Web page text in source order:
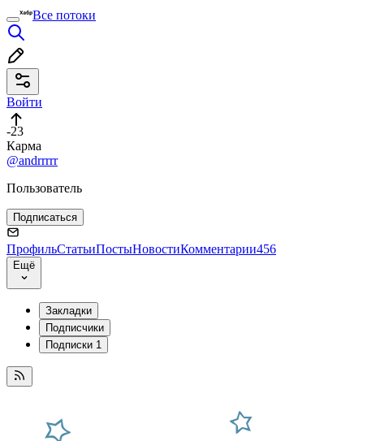
Все потоки
Войти
-23
Карма
@andrrrrr
Пользователь
Подписаться
ПрофильСтатьиПостыНовостиКомментарии456
Ещё
Закладки
Подписчики
Подписки 1